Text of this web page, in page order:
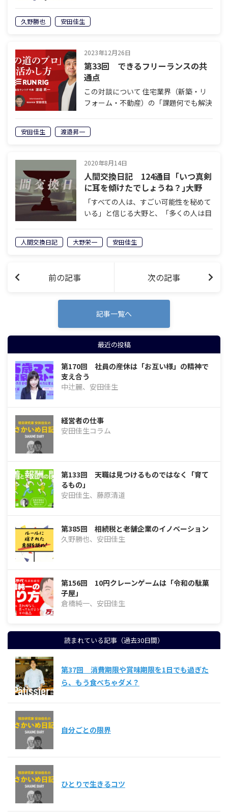
請などではないのです。そこには明確な
意図があります。誰が、どのような意図
いる…
久野勝也 安田佳生
2023年12月26日
第33回 できるフリーランスの共
通点
この対談について 住宅業界（新築・リ
フォーム・不動産）の「課題何でも解決
株式会社ランリグが、その過程で出会っ
た優秀な人材を他社に活用してもらう新
まし…
安田佳生 渡邉昇一
2020年8月14日
人間交換日記 124通目「いつ真剣
に耳を傾けたでしょうね？｣大野
「すべての人は、すごい可能性を秘めて
いる」と信じる大野と、「多くの人は目
ずる安田。人間の本質とは何か。人は何
のために生きているのか。300文字限定
人間交換日記 大野栄一 安田佳生
前の記事 次の記事
記事一覧へ
最近の投稿
第170回 社員の産休は「お互い様」の精神で
支え合う
中辻麗、安田佳生
経営者の仕事
安田佳生コラム
第133回 天職は見つけるものではなく「育て
るもの」
安田佳生、藤原清道
第385回 相続税と老舗企業のイノベーション
久野勝也、安田佳生
第156回 10円クレーンゲームは「令和の駄菓
子屋」
倉橋純一、安田佳生
読まれている記事（過去30日間）
第37回 消費期限や賞味期限を1日でも過ぎた
ら、もう食べちゃダメ？
自分ごとの限界
ひとりで生きるコツ